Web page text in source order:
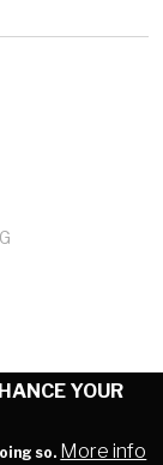
YOUR
so. More info